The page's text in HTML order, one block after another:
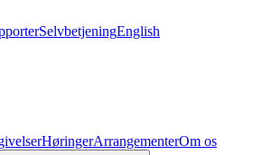
SelvbetjeningEnglish
HøringerArrangementerOm os